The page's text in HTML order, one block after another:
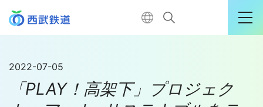
購入はこちら
2022-07-05
「PLAY！高架下」プロジェク